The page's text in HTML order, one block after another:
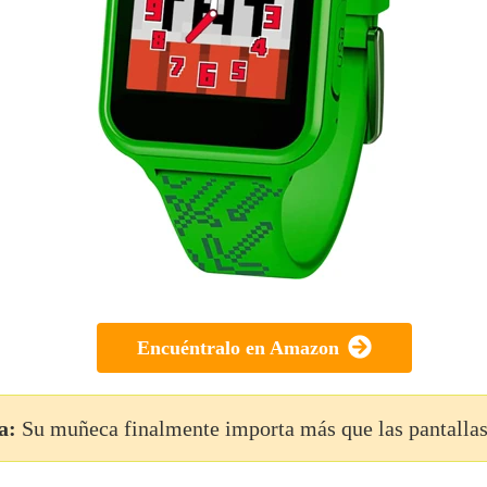
Encuéntralo en Amazon
Su muñeca finalmente importa más que las pantallas